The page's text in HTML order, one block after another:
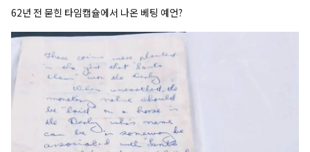
62년 전 묻힌 타임캡슐에서 나온 베팅 예언?